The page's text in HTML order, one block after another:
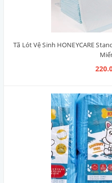
Tã Lót Vệ Sinh HONEYCARE